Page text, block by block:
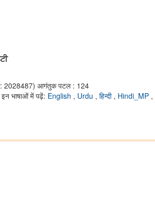
2028487) आगंतुक पटल : 124
इन भाषाओं में पढ़ें: English , Urdu , हिन्दी , Hindi_MP ,